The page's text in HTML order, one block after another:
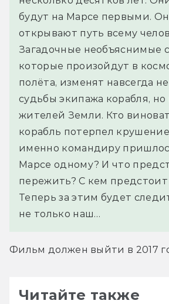
будут на Марсе первыми.
открывают путь всему
Загадочные необъяснимые
которые произойдут в
полёта, изменят навсегда
судьбы экипажа корабля, но
жителей Земли. Кто
корабль потерпел
именно командиру
Марсе одному? И что
пережить? С кем предстоит
Теперь за этим будет
не только наш…
Фильм должен выйти в 2017
Читайте также